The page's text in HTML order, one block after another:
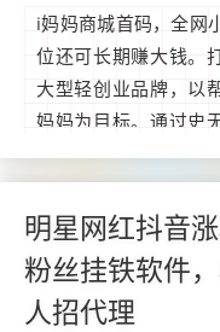
播放量、完播率自己
i妈妈商城首码，全网
位还可长期赚大钱。
大型轻创业品牌，以
妈妈为目标。通过史
点位永动模式和人
法，让用户通过免费
参与短视频矩阵等方
益，赚钱后还可通过
获得长久。...
明星网红抖音
粉丝挂铁软件
人招代理